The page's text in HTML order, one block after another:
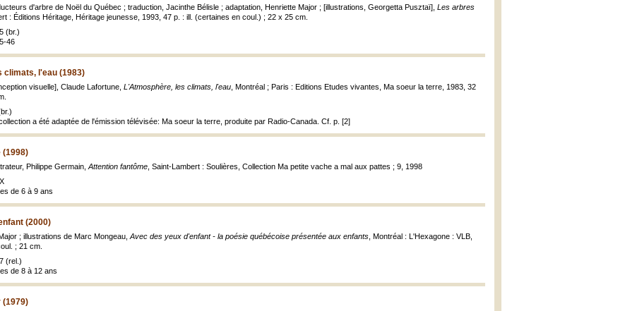
d'arbre de Noël du Québec ; traduction, Jacinthe Bélisle ; adaptation, Henriette Major ; [illustrations, Georgetta Pusztaï], Les arbres
: Éditions Héritage, Héritage jeunesse, 1993, 47 p. : ill. (certaines en coul.) ; 22 x 25 cm.
(br.)
46
climats, l'eau (1983)
visuelle], Claude Lafortune, L'Atmosphère, les climats, l'eau , Montréal ; Paris : Editions Etudes vivantes, Ma soeur la terre, 1983, 32
a été adaptée de l'émission télévisée: Ma soeur la terre, produite par Radio-Canada. Cf. p. [2]
(1998)
Philippe Germain, Attention fantôme , Saint-Lambert : Soulières, Collection Ma petite vache a mal aux pattes ; 9, 1998
de 6 à 9 ans
(2000)
; illustrations de Marc Mongeau, Avec des yeux d'enfant - la poésie québécoise présentée aux enfants , Montréal : L'Hexagone : VLB,
; 21 cm.
(rel.)
de 8 à 12 ans
(1979)